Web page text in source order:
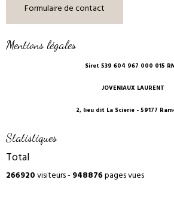
Formulaire de contact
Mentions légales
Siret 539 604 967 000 015
JOVENIAUX LAURENT
2, lieu dit La Scierie - 59177
Statistiques
Total
266920visiteurs -948876pages vues